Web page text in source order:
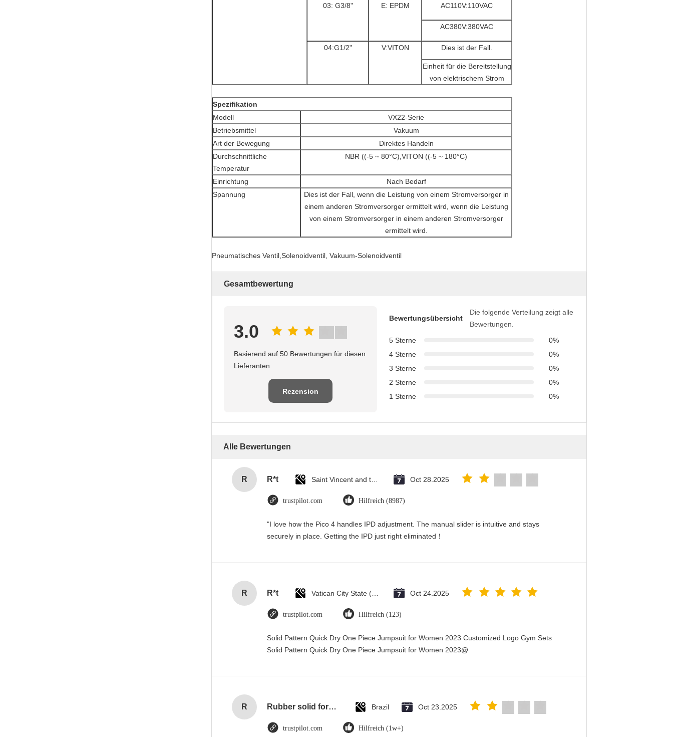
03: G3/8"
E: EPDM AC110V:110VAC
AC380V:380VAC
04:G1/2" V:VITON Dies ist der Fall.
Einheit für die Bereitstellung
von elektrischem Strom
Spezifikation
Modell
VX22-Serie
Betriebsmittel
Vakuum
Art der Bewegung
Direktes Handeln
Durchschnittliche
Temperatur
NBR ((-5 ~ 80°C),VITON ((-5 ~ 180°C)
Einrichtung
Nach Bedarf
Spannung
Dies ist der Fall, wenn die Leistung von einem Stromversorger in
einem anderen Stromversorger ermittelt wird, wenn die Leistung
von einem Stromversorger in einem anderen Stromversorger
ermittelt wird.
Pneumatisches Ventil,Solenoidventil, Vakuum-Solenoidventil
Gesamtbewertung
3.0
Basierend auf 50 Bewertungen für diesen
Lieferanten
Rezension
Bewertungsübersicht
Die folgende Verteilung zeigt alle
Bewertungen.
5 Sterne
0%
4 Sterne
0%
3 Sterne
0%
2 Sterne
0%
1 Sterne
0%
Alle Bewertungen
R R*t Oct 28.2025
trustpilot.com Hilfreich (8987)
"I love how the Pico 4 handles IPD adjustment. The manual slider is intuitive and stays
securely in place. Getting the IPD just right eliminated！
R R*t Oct 24.2025
trustpilot.com Hilfreich (123)
Solid Pattern Quick Dry One Piece Jumpsuit for Women 2023 Customized Logo Gym Sets
Solid Pattern Quick Dry One Piece Jumpsuit for Women 2023@
R Rubber solid forklift tires For material handling forklift Brazil Oct 23.2025
trustpilot.com Hilfreich (1w+)